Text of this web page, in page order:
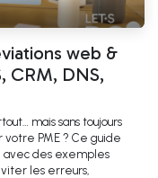
web &
CRM, DNS,
mais sans toujours
PME ? Ce guide
avec des exemples
les erreurs,